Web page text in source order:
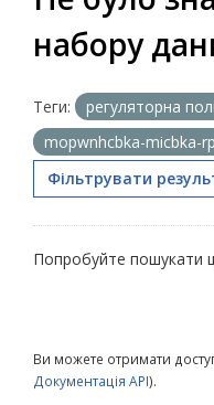
набору
Теги: регуляторна
mopwnhcbka-micbka-
Фільтрувати
Попробуйте пошукати
Ви можете отримати
Документація API).